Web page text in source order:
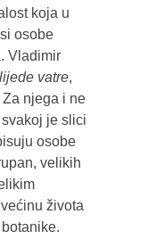
koja u
osobe
Vladimir
vatre,
njega i ne
je slici
osobe
velikih
života